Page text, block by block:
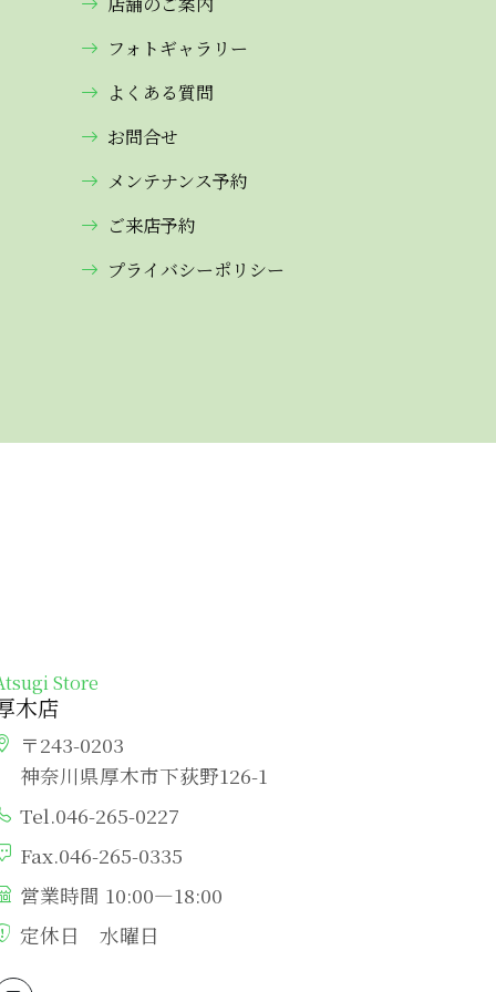
フォトギャラリー
よくある質問
お問合せ
メンテナンス予約
ご来店予約
プライバシーポリシー
Store
木店
〒243-0203
神奈川県厚木市下荻野126-1
Tel.046-265-0227
Fax.046-265-0335
営業時間 10:00―18:00
定休日 水曜日